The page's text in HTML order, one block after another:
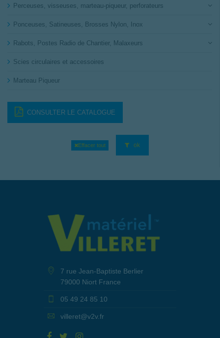
Perceuses, visseuses, marteau-piqueur, perforateurs
Ponceuses, Satineuses, Brosses Nylon, Inox
Rabots, Postes Radio de Chantier, Malaxeurs
Scies circulaires et accessoires
Marteau Piqueur
CONSULTER LE CATALOGUE
Effacer tout ok
7 rue Jean-Baptiste Berlier
79000 Niort France
05 49 24 85 10
villeret@v2v.fr